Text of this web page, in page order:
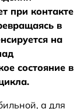
при контакте
в
на
состояние в
а для